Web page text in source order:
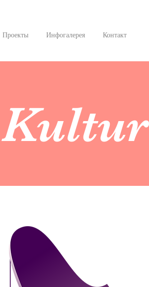
Проекты Инфогалерея Контакт